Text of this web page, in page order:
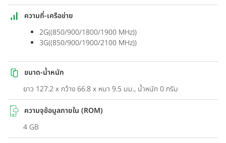
ความถี่-เครือข่าย
2G((850/900/1800/1900 MHz))
3G((850/900/1900/2100 MHz))
ขนาด-น้ำหนัก
ยาว 127.2 x กว้าง 66.8 x หนา 9.5 มม., น้ำหนัก 0 กรัม
ความจุข้อมูลภายใน (ROM)
4 GB